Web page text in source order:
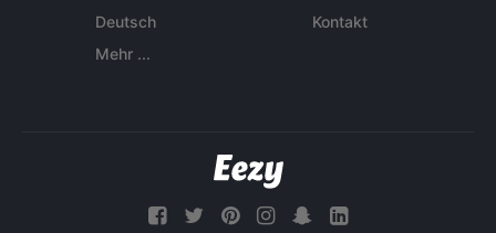
Deutsch
Mehr ...
Kontakt